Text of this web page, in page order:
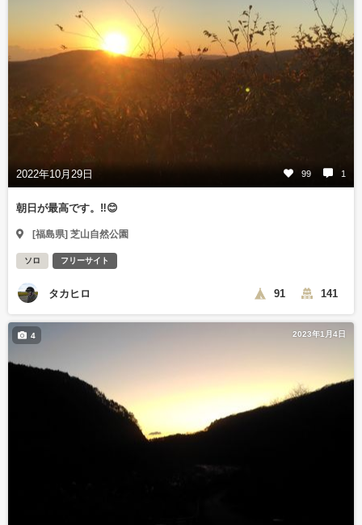
2022年10月29日 99 1
朝日が最高です。‼️😊
[福島県] 芝山自然公園
ソロ フリーサイト
タカヒロ 91 141
2023年1月4日
4